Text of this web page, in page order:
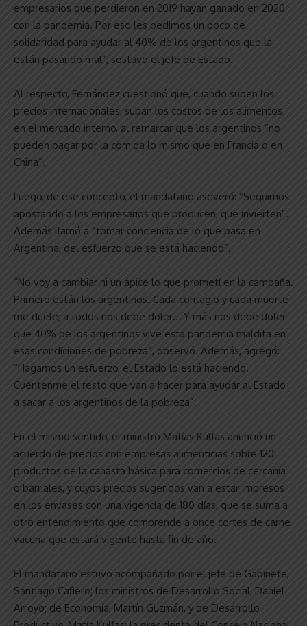
empresarios que perdieron en 2019 hayan ganado en 2020
con la pandemia. Por eso les pedimos un poco de
solidaridad para ayudar al 40% de los argentinos que la
están pasando mal”, sostuvo el jefe de Estado.
Al respecto, Fernández cuestionó que, cuando suben los
precios internacionales, suban los costos de los alimentos
en el mercado interno, al remarcar que los argentinos “no
pueden pagar por la comida lo mismo que en Francia o en
China”.
Luego, de ese concepto, el mandatario aseveró: “Seguimos
apostando a los empresarios que producen, que invierten”.
Además llamó a “tomar conciencia de lo que pasa en
Argentina, del esfuerzo que se está haciendo”.
“No voy a cambiar ni un ápice lo que prometí en la campaña.
Primero están los argentinos. Cada contagio y cada muerte
me duele; a todos nos debe doler… Y más nos debe doler
que 40% de los argentinos vive esta pandemia maldita en
esas condiciones de pobreza”, observó. Además, agregó:
“Hagamos un esfuerzo, el Estado lo está haciendo.
Cuéntenme el resto que van a hacer para ayudar al Estado
a sacar a los argentinos de la pobreza”.
En el mismo sentido, el ministro Matías Kulfas anunció un
acuerdo de precios con empresas alimenticias sobre 120
productos de la canasta básica para comercios de cercanía
o barriales, y cuyos precios sugeridos van a estar impresos
en los envases con una vigencia de 180 días, que se suma a
otro entendimiento que comprende a once cortes de carne
vacuna que estará vigente hasta fin de año.
El mandatario estuvo acompañado por el jefe de Gabinete,
Santiago Cafiero; los ministros de Desarrollo Social, Daniel
Arroyo; de Economía, Martín Guzmán, y de Desarrollo